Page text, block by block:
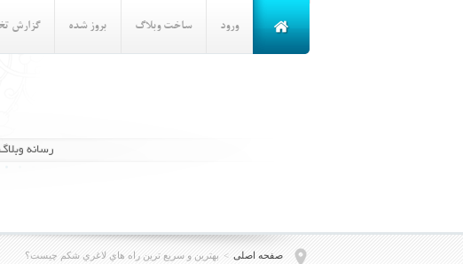
ورود ساخت وبلاگ بروز شده گزارش
صفحه اصلی > بهترين و سريع ترين راه هاي لاغري شكم چيست؟